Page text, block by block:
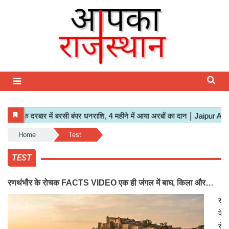
Home Test
TEST
रणथंभौर के रोचक FACTS VIDEO एक ही जंगल में बाघ, किला और
झीलें, जानिए टाइगर रिजर्व की अनोखी कहानी
के